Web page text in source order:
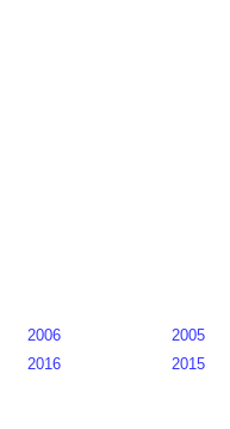
2006 2005
2016 2015